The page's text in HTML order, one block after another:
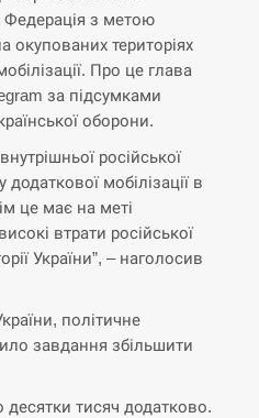
ракетний підрозділ КНДР –
баржі для
до…
з метою
окупованих територіях
Про це глава
за підсумками
оборони.
російської
додаткової мобілізації в
це має на меті
втрати російської
України”, – наголосив
політичне
завдання збільшити
тисяч додатково.